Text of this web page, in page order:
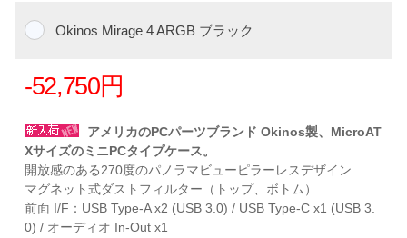
Okinos Mirage 4 ARGB ブラック
-52,750円
アメリカのPCパーツブランド Okinos製、MicroAT
XサイズのミニPCタイプケース。
開放感のある270度のパノラマビューピラーレスデザイン
マグネット式ダストフィルター（トップ、ボトム）
前面 I/F：USB Type-A x2 (USB 3.0) / USB Type-C x1 (USB 3.
0) / オーディオ In-Out x1